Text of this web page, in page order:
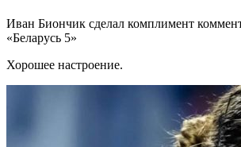
Иван Биончик сделал комплимент
«Беларусь 5»
Хорошее настроение.